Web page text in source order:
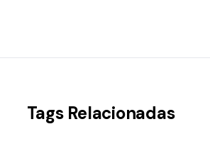
Tags Relacionadas